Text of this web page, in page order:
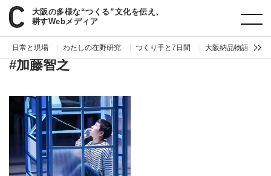
大阪の多様な“つくる”文化を伝え、
耕すWebメディア
日常と現場 わたしの在野研究 つくり手と7日間 大阪納品物語
paperC タグ 加藤智之
#加藤智之